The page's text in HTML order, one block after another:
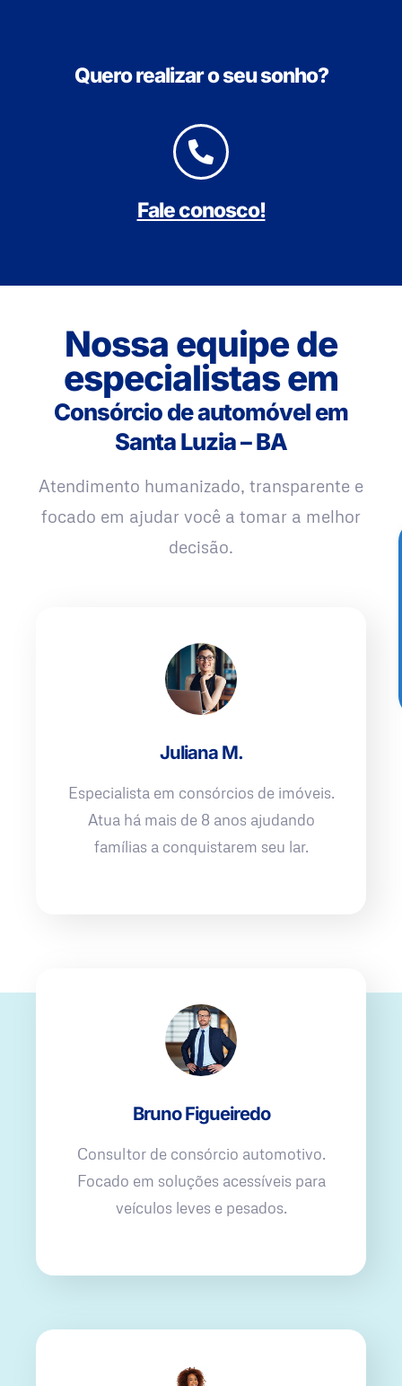
Quero realizar o seu sonho?
Fale conosco!
Nossa equipe de
especialistas em
Consórcio de automóvel em
Santa Luzia – BA
Atendimento humanizado, transparente e
focado em ajudar você a tomar a melhor
decisão.
Juliana M.
Especialista em consórcios de imóveis.
Atua há mais de 8 anos ajudando
famílias a conquistarem seu lar.
Bruno Figueiredo
Consultor de consórcio automotivo.
Focado em soluções acessíveis para
veículos leves e pesados.